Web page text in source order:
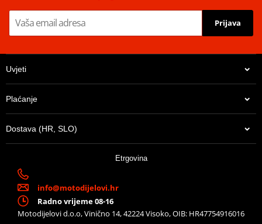
U centralnom skladištu
Prijava
Uvjeti
Plaćanje
Dostava (HR, SLO)
Etrgovina
info@motodijelovi.hr
Radno vrijeme 08-16
Motodijelovi d.o.o, Vinično 14, 42224 Visoko, OIB: HR47754916016